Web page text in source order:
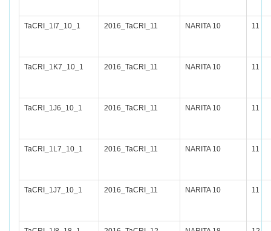
TaCRI_1I7_10_1 2016_TaCRI_11 NARITA 10 11
TaCRI_1K7_10_1 2016_TaCRI_11 NARITA 10 11
TaCRI_1J6_10_1 2016_TaCRI_11 NARITA 10 11
TaCRI_1L7_10_1 2016_TaCRI_11 NARITA 10 11
TaCRI_1J7_10_1 2016_TaCRI_11 NARITA 10 11